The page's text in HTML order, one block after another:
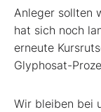
Anleger sollten
hat sich noch
erneute
Glyphosat-
Wir bleiben bei